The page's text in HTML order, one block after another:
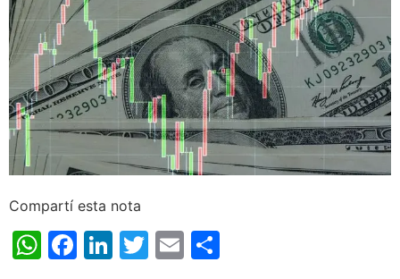
Compartí esta nota
WhatsApp
Facebook
LinkedIn
Twitter
Email